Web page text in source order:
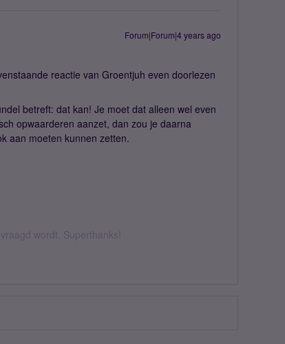
Forum|Forum|4 years ago
reactie van Groentjuh even doorlezen
betreft: dat kan! Je moet dat alleen wel even
opwaarderen aanzet, dan zou je daarna
aan moeten kunnen zetten.
wordt. Superthanks!